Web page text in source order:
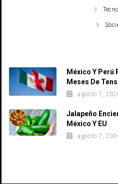
México Y Perú
Meses De
agosto 7,
Jalapeño
México Y EU
agosto 7,